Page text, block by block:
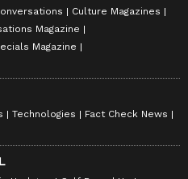
Culture Magazines
Magazine
Magazine
Technologies
Fact Check News